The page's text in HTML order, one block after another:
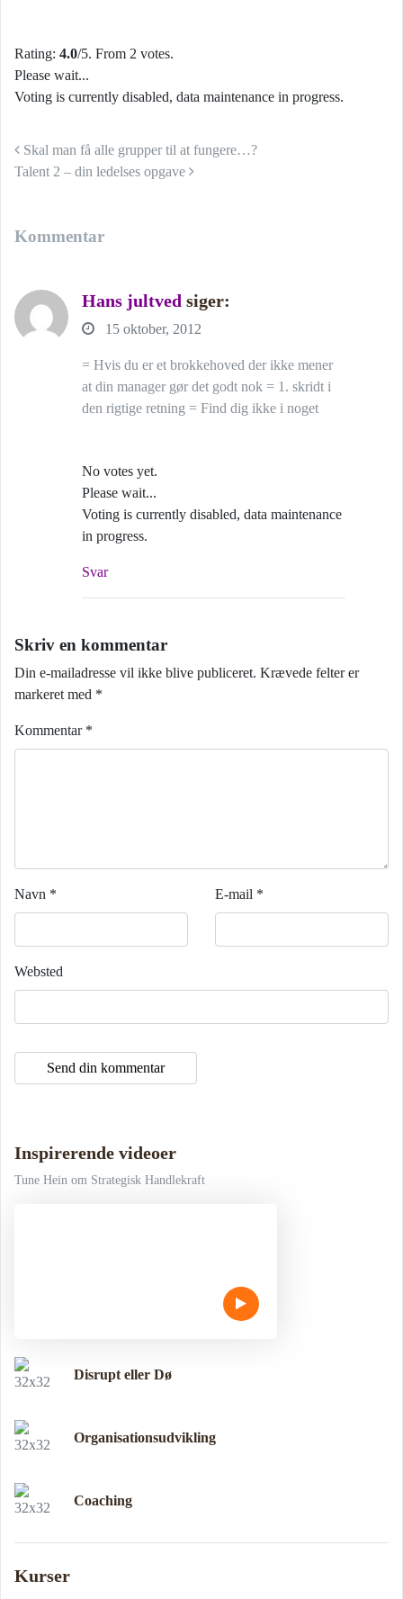
Rating: 4.0/5. From 2 votes.
Please wait...
Voting is currently disabled, data maintenance in progress.
Indlæg navigation
Skal man få alle grupper til at fungere…?
Talent 2 – din ledelses opgave
Kommentar
Hans jultved siger:
15 oktober, 2012
= Hvis du er et brokkehoved der ikke mener
at din manager gør det godt nok = 1. skridt i
den rigtige retning = Find dig ikke i noget
No votes yet.
Please wait...
Voting is currently disabled, data maintenance
in progress.
Svar
Skriv en kommentar
Din e-mailadresse vil ikke blive publiceret. Krævede felter er
markeret med *
Kommentar *
Navn * E-mail *
Websted
Inspirerende videoer
Tune Hein om Strategisk Handlekraft
Disrupt eller Dø
Organisationsudvikling
Coaching
Kurser